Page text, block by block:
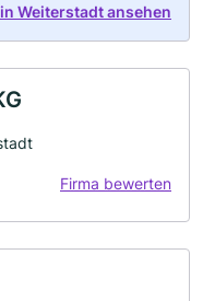
Weiterstadt ansehen
Firma bewerten